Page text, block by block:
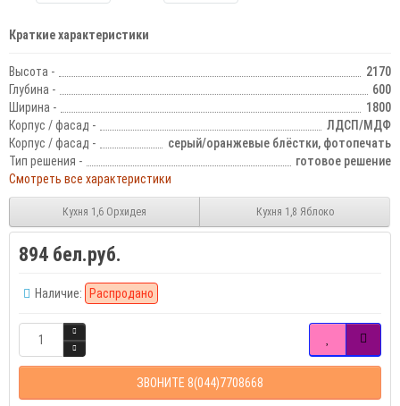
Краткие характеристики
Высота -
2170
Глубина -
600
Ширина -
1800
Корпус / фасад -
ЛДСП/МДФ
Корпус / фасад -
серый/оранжевые блёстки, фотопечать
Тип решения -
готовое решение
Смотреть все характеристики
Кухня 1,6 Орхидея Кухня 1,8 Яблоко
894 бел.руб.
Наличие: Распродано
ЗВОНИТЕ 8(044)7708668